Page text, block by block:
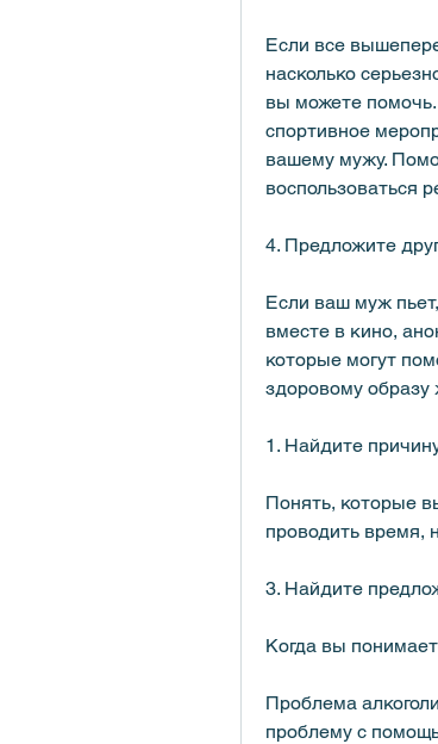
Если все
насколько
вы можете
спортивное
вашему мужу.
воспользоваться
4. Предложите
Если ваш муж
вместе в кино,
которые могут
здоровому образу
1. Найдите
Понять, которые
проводить время,
3. Найдите
Когда вы
Проблема
проблему с